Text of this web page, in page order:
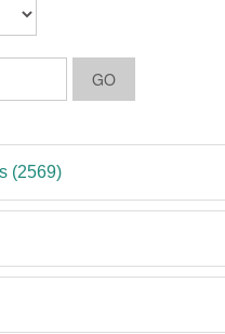
(2569)